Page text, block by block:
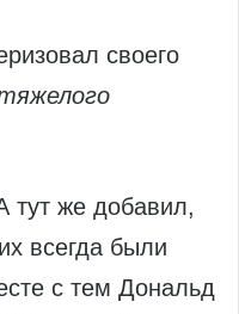
своего
тут же добавил,
всегда были
с тем Дональд